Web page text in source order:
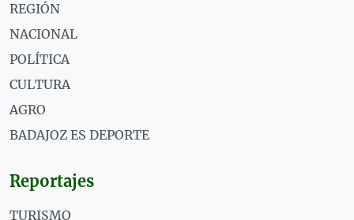
REGIÓN
NACIONAL
POLÍTICA
CULTURA
AGRO
BADAJOZ ES DEPORTE
Reportajes
TURISMO